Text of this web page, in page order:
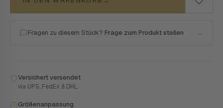
Fragen zu diesem Stück? Frage zum Produkt stellen →
Versichert versendet
via UPS, FedEx & DHL
Größenanpassung